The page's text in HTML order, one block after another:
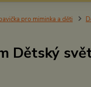
pro miminka a děti
Dětský